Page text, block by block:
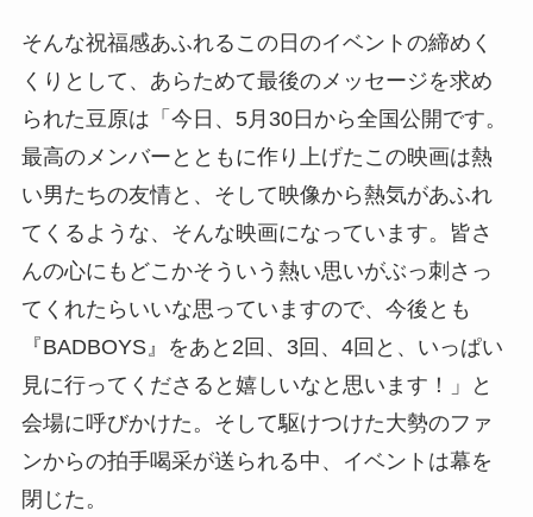
そんな祝福感あふれるこの日のイベントの締めく
くりとして、あらためて最後のメッセージを求め
られた豆原は「今日、5月30日から全国公開です。
最高のメンバーとともに作り上げたこの映画は熱
い男たちの友情と、そして映像から熱気があふれ
てくるような、そんな映画になっています。皆さ
んの心にもどこかそういう熱い思いがぶっ刺さっ
てくれたらいいな思っていますので、今後とも
『BADBOYS』をあと2回、3回、4回と、いっぱい
見に行ってくださると嬉しいなと思います！」と
会場に呼びかけた。そして駆けつけた大勢のファ
ンからの拍手喝采が送られる中、イベントは幕を
閉じた。